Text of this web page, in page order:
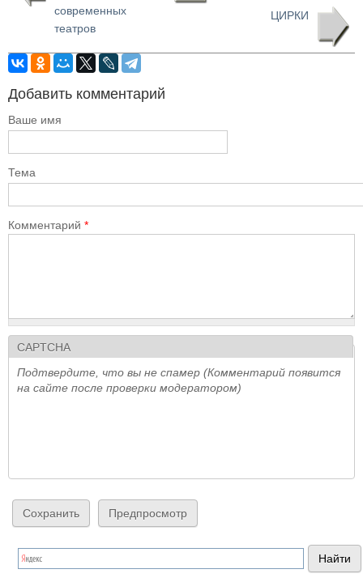
современных
театров
ЦИРКИ
Добавить комментарий
Ваше имя
Тема
Комментарий *
CAPTCHA
Подтвердите, что вы не спамер (Комментарий появится
на сайте после проверки модератором)